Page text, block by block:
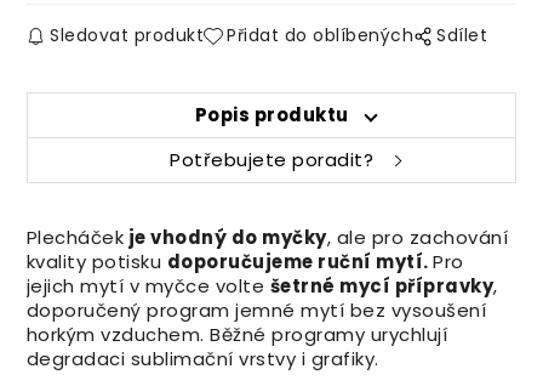
Sledovat produkt Přidat do oblíbených Sdílet
Popis produktu
Potřebujete poradit?
Plecháček je vhodný do myčky, ale pro zachování
kvality potisku doporučujeme ruční mytí.Pro
jejich mytí v myčce volte šetrné mycí přípravky,
doporučený program jemné mytí bez vysoušení
horkým vzduchem. Běžné programy urychlují
degradaci sublimační vrstvy i grafiky.